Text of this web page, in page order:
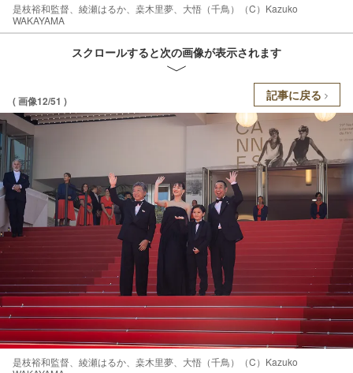
是枝裕和監督、綾瀬はるか、桒木里夢、大悟（千鳥）（C）Kazuko
WAKAYAMA
スクロールすると次の画像が表示されます
( 画像12/51 ) 記事に戻る
是枝裕和監督、綾瀬はるか、桒木里夢、大悟（千鳥）（C）Kazuko